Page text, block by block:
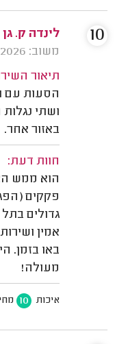
לינדה ק. גן
משוב: 30/06/2026
תיאור
ושתי
באזור אחר.
חוות דעת:
הוא ממש
פקקים
גדולים
אמין
באו בזמן.
מעולה!
איכות 10
10